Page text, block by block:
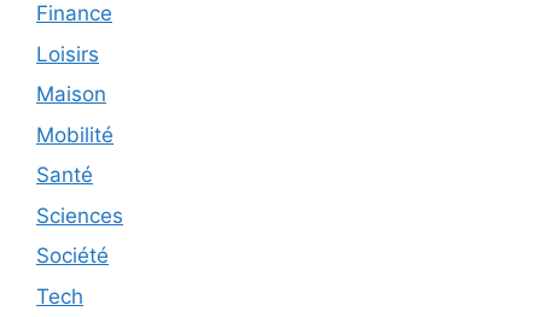
Finance
Loisirs
Maison
Mobilité
Santé
Sciences
Société
Tech